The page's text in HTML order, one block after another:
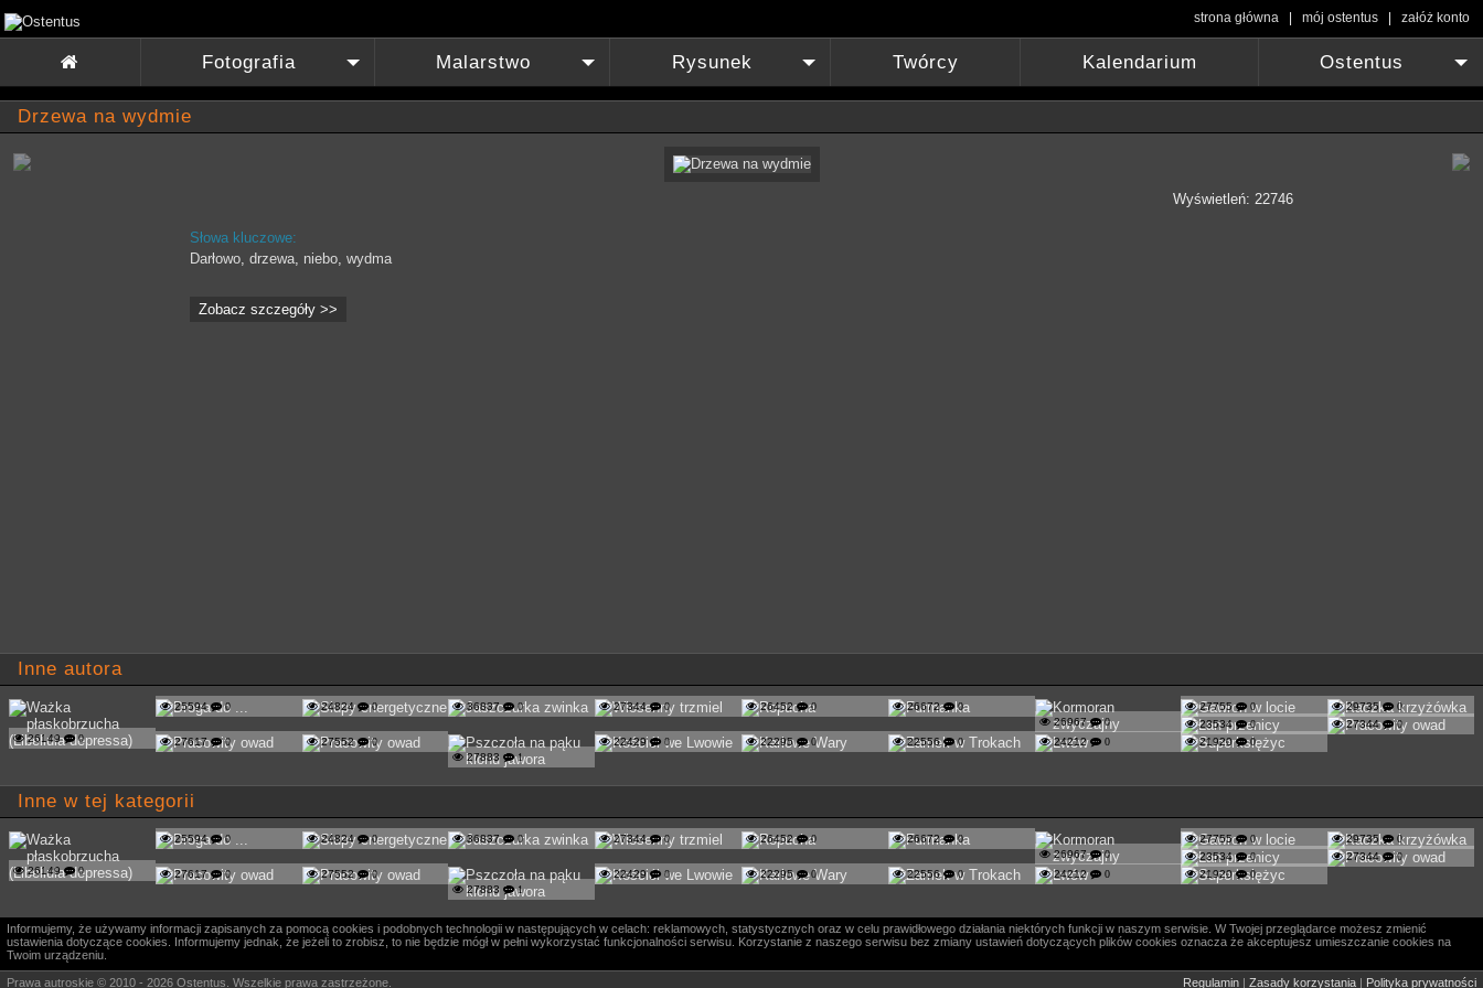
strona główna |mój ostentus |załóż konto

+
Fotografia
+
Malarstwo
+
Rysunek Twórcy
Kalendarium
+
Ostentus
Drzewa na wydmie
Wyświetleń: 22746
Słowa kluczowe:
Darłowo, drzewa, niebo, wydma
Zobacz szczegóły >>
Inne autora
26149 0
25594 0 24824 0 36837 0 27344 0 26452 0 26672
0
26967
0
27755 0 29735
0
23534
0 27344
0
27617
0 27552
0
27883
1
22429 0 22295 0 22556 0 24212 0 21920 0
Inne w tej kategorii
26149 0
25594 0 24824 0 36837 0 27344 0 26452 0 26672
0
26967
0
27755 0 29735
0
23534
0 27344
0
27617
0 27552
0
27883
1
22429 0 22295 0 22556 0 24212 0 21920 0
Informujemy, że używamy informacji zapisanych za pomocą cookies i podobnych technologii w następujących w celach: reklamowych, statystycznych oraz w celu prawidłowego działania niektórych funkcji w naszym serwisie. W Twojej przeglądarce możesz zmienić
ustawienia dotyczące cookies. Informujemy jednak, że jeżeli to zrobisz, to nie będzie mógł w pełni wykorzystać funkcjonalności serwisu. Korzystanie z naszego serwisu bez zmiany ustawień dotyczących plików cookies oznacza że akceptujesz umieszczanie cookies na
Twoim urządzeniu.
Prawa autroskie © 2010 - 2026 Ostentus. Wszelkie prawa zastrzeżone. Regulamin | Zasady korzystania | Polityka prywatności